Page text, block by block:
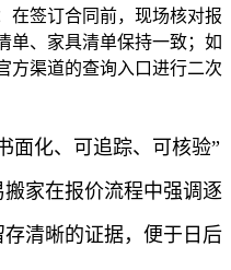
在签订合同前，现场核对报
单、家具清单保持一致；如
方渠道的查询入口进行二次
面化、可追踪、可核验”
家在报价流程中强调逐
清晰的证据，便于日后